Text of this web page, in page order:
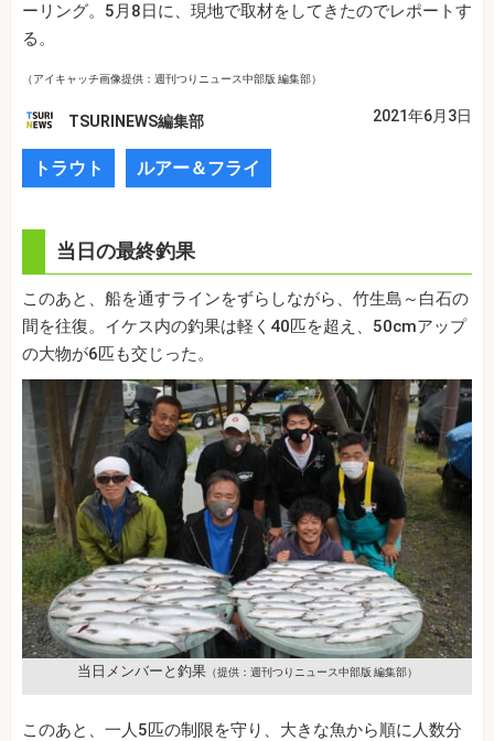
ーリング。5月8日に、現地で取材をしてきたのでレポートす
る。
（アイキャッチ画像提供：週刊つりニュース中部版 編集部）
TSURINEWS編集部 2021年6月3日
トラウト ルアー＆フライ
当日の最終釣果
このあと、船を通すラインをずらしながら、竹生島～白石の
間を往復。イケス内の釣果は軽く40匹を超え、50cmアップ
の大物が6匹も交じった。
当日メンバーと釣果（提供：週刊つりニュース中部版 編集部）
このあと、一人5匹の制限を守り、大きな魚から順に人数分